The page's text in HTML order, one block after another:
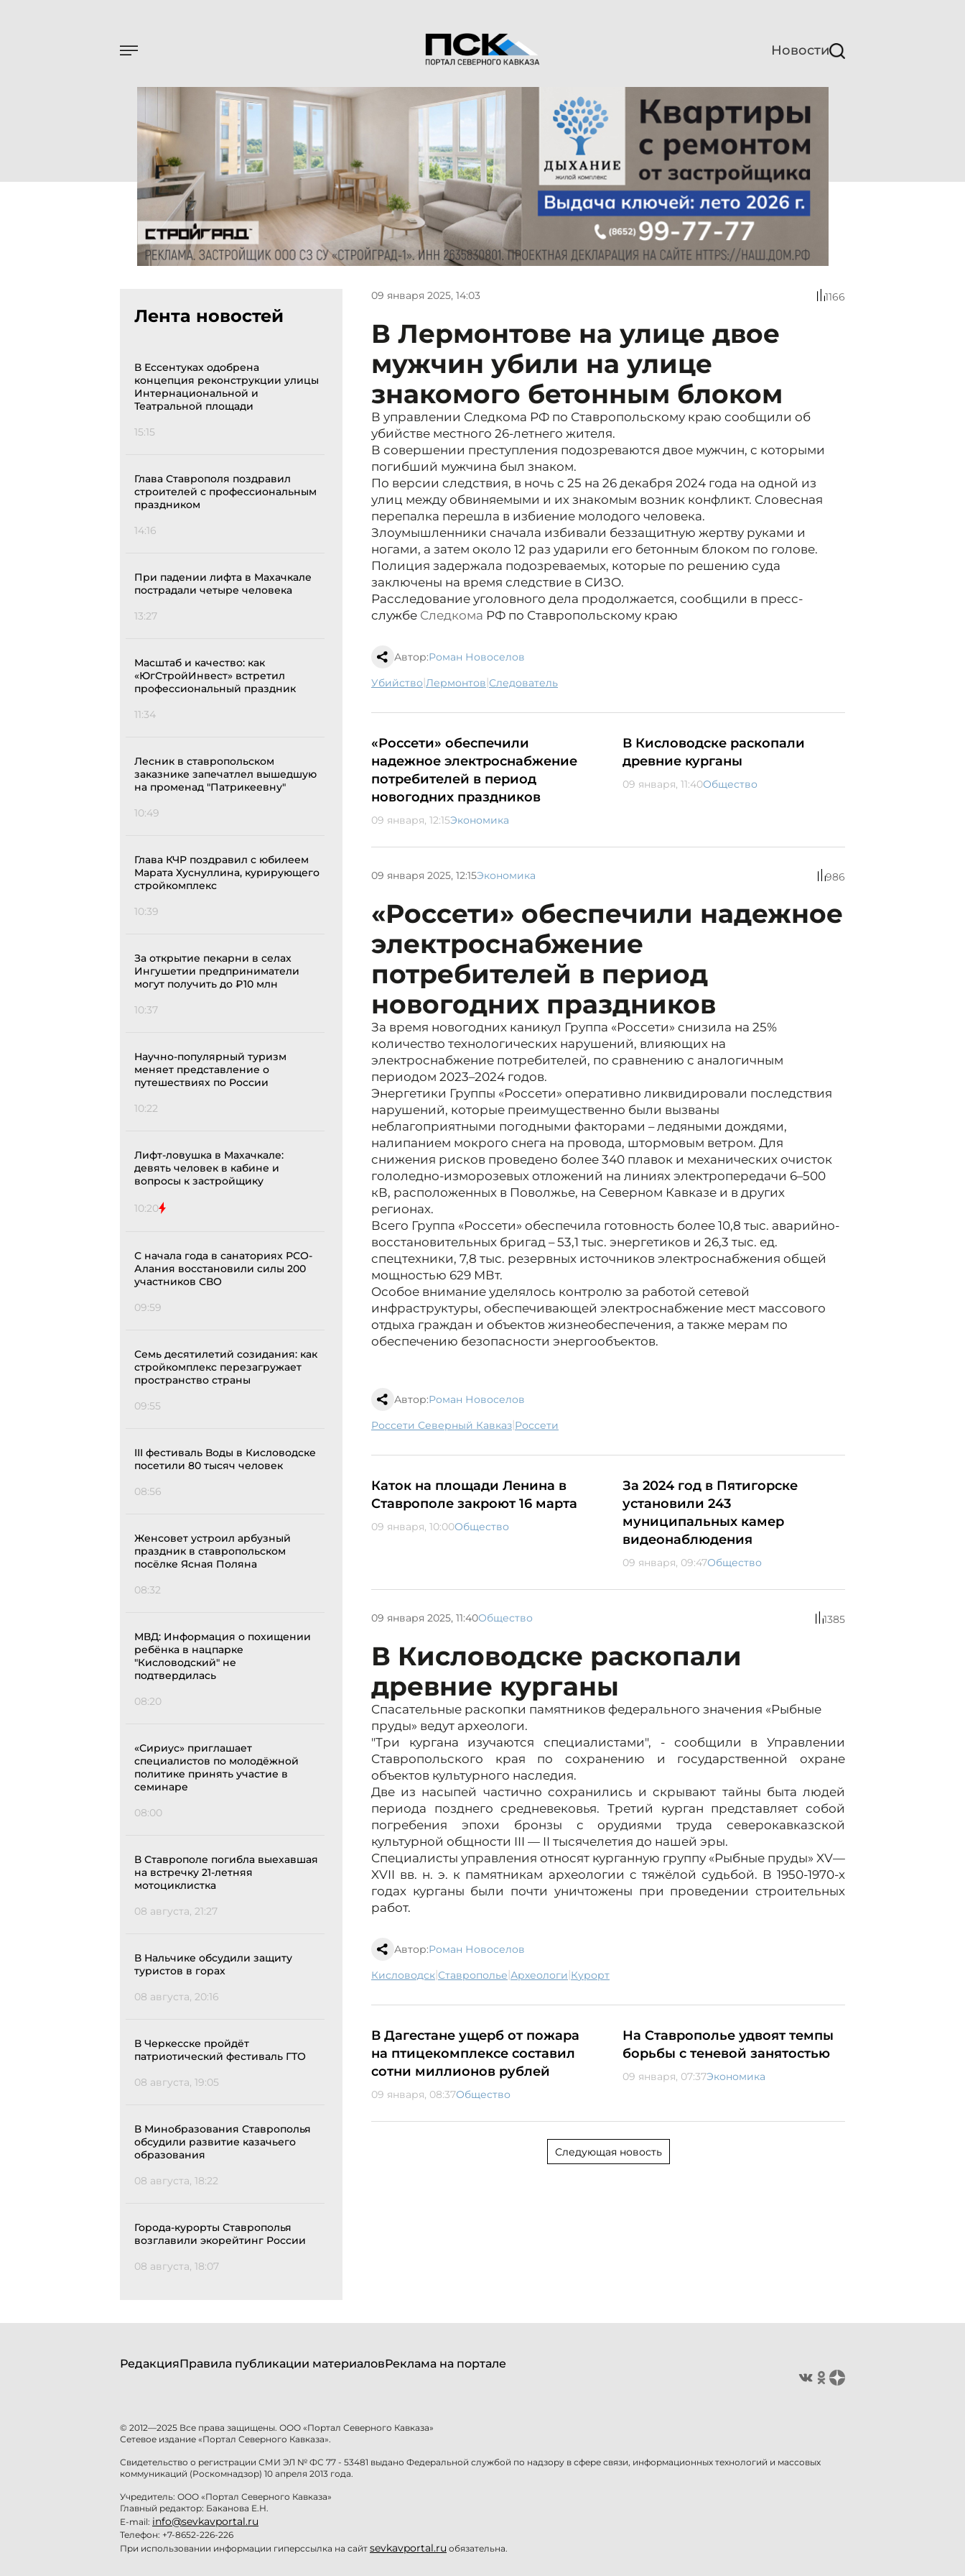
Новости
Лента новостей
В Ессентуках одобрена
концепция реконструкции улицы
Интернациональной и
Театральной площади
15:15
Глава Ставрополя поздравил
строителей с профессиональным
праздником
14:16
При падении лифта в Махачкале
пострадали четыре человека
13:27
Масштаб и качество: как
«ЮгСтройИнвест» встретил
профессиональный праздник
11:34
Лесник в ставропольском
заказнике запечатлел вышедшую
на променад "Патрикеевну"
10:49
Глава КЧР поздравил с юбилеем
Марата Хуснуллина, курирующего
стройкомплекс
10:39
За открытие пекарни в селах
Ингушетии предприниматели
могут получить до ₽10 млн
10:37
Научно-популярный туризм
меняет представление о
путешествиях по России
10:22
Лифт-ловушка в Махачкале:
девять человек в кабине и
вопросы к застройщику
10:20
С начала года в санаториях РСО-
Алания восстановили силы 200
участников СВО
09:59
Семь десятилетий созидания: как
стройкомплекс перезагружает
пространство страны
09:55
III фестиваль Воды в Кисловодске
посетили 80 тысяч человек
08:56
Женсовет устроил арбузный
праздник в ставропольском
посёлке Ясная Поляна
08:32
МВД: Информация о похищении
ребёнка в нацпарке
"Кисловодский" не
подтвердилась
08:20
«Сириус» приглашает
специалистов по молодёжной
политике принять участие в
семинаре
08:00
В Ставрополе погибла выехавшая
на встречку 21-летняя
мотоциклистка
08 августа, 21:27
В Нальчике обсудили защиту
туристов в горах
08 августа, 20:16
В Черкесске пройдёт
патриотический фестиваль ГТО
08 августа, 19:05
В Минобразования Ставрополья
обсудили развитие казачьего
образования
08 августа, 18:22
Города-курорты Ставрополья
возглавили экорейтинг России
08 августа, 18:07
09 января 2025, 14:03 1166
В Лермонтове на улице двое
мужчин убили на улице
знакомого бетонным блоком
В управлении Следкома РФ по Ставропольскому краю сообщили об
убийстве местного 26-летнего жителя.
В совершении преступления подозреваются двое мужчин, с которыми
погибший мужчина был знаком.
По версии следствия, в ночь с 25 на 26 декабря 2024 года на одной из
улиц между обвиняемыми и их знакомым возник конфликт. Словесная
перепалка перешла в избиение молодого человека.
Злоумышленники сначала избивали беззащитную жертву руками и
ногами, а затем около 12 раз ударили его бетонным блоком по голове.
Полиция задержала подозреваемых, которые по решению суда
заключены на время следствие в СИЗО.
Расследование уголовного дела продолжается, сообщили в пресс-
службе Следкома РФ по Ставропольскому краю
Автор:Роман Новоселов
убийство| Лермонтов| следователь
«Россети» обеспечили
надежное электроснабжение
потребителей в период
новогодних праздников
09 января, 12:15Экономика
В Кисловодске раскопали
древние курганы
09 января, 11:40Общество
09 января 2025, 12:15Экономика 986
«Россети» обеспечили надежное
электроснабжение
потребителей в период
новогодних праздников
За время новогодних каникул Группа «Россети» снизила на 25%
количество технологических нарушений, влияющих на
электроснабжение потребителей, по сравнению с аналогичным
периодом 2023–2024 годов.
Энергетики Группы «Россети» оперативно ликвидировали последствия
нарушений, которые преимущественно были вызваны
неблагоприятными погодными факторами – ледяными дождями,
налипанием мокрого снега на провода, штормовым ветром. Для
снижения рисков проведено более 340 плавок и механических очисток
гололедно-изморозевых отложений на линиях электропередачи 6–500
кВ, расположенных в Поволжье, на Северном Кавказе и в других
регионах.
Всего Группа «Россети» обеспечила готовность более 10,8 тыс. аварийно-
восстановительных бригад – 53,1 тыс. энергетиков и 26,3 тыс. ед.
спецтехники, 7,8 тыс. резервных источников электроснабжения общей
мощностью 629 МВт.
Особое внимание уделялось контролю за работой сетевой
инфраструктуры, обеспечивающей электроснабжение мест массового
отдыха граждан и объектов жизнеобеспечения, а также мерам по
обеспечению безопасности энергообъектов.
Автор:Роман Новоселов
Россети Северный Кавказ| Россети
Каток на площади Ленина в
Ставрополе закроют 16 марта
09 января, 10:00Общество
За 2024 год в Пятигорске
установили 243
муниципальных камер
видеонаблюдения
09 января, 09:47Общество
09 января 2025, 11:40Общество 1385
В Кисловодске раскопали
древние курганы
Спасательные раскопки памятников федерального значения «Рыбные
пруды» ведут археологи.
"Три кургана изучаются специалистами", - сообщили в Управлении
Ставропольского края по сохранению и государственной охране
объектов культурного наследия.
Две из насыпей частично сохранились и скрывают тайны быта людей
периода позднего средневековья. Третий курган представляет собой
погребения эпохи бронзы с орудиями труда северокавказской
культурной общности III — II тысячелетия до нашей эры.
Специалисты управления относят курганную группу «Рыбные пруды» XV—
XVII вв. н. э. к памятникам археологии с тяжёлой судьбой. В 1950-1970-х
годах курганы были почти уничтожены при проведении строительных
работ.
Автор:Роман Новоселов
Кисловодск| Ставрополье| археологи| курорт
В Дагестане ущерб от пожара
на птицекомплексе составил
сотни миллионов рублей
09 января, 08:37Общество
На Ставрополье удвоят темпы
борьбы с теневой занятостью
09 января, 07:37Экономика
Следующая новость
РедакцияПравила публикации материаловРеклама на портале
© 2012—2025 Все права защищены. ООО «Портал Северного Кавказа»
Сетевое издание «Портал Северного Кавказа».
Свидетельство о регистрации СМИ ЭЛ № ФС 77 - 53481 выдано Федеральной службой по надзору в сфере связи, информационных технологий и массовых
коммуникаций (Роскомнадзор) 10 апреля 2013 года.
Учредитель: ООО «Портал Северного Кавказа»
Главный редактор: Баканова Е.Н.
E-mail: info@sevkavportal.ru
Телефон: +7-8652-226-226
При использовании информации гиперссылка на сайт sevkavportal.ru обязательна.